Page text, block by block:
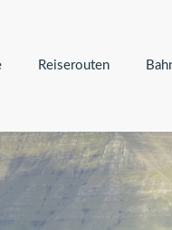
Reiserouten